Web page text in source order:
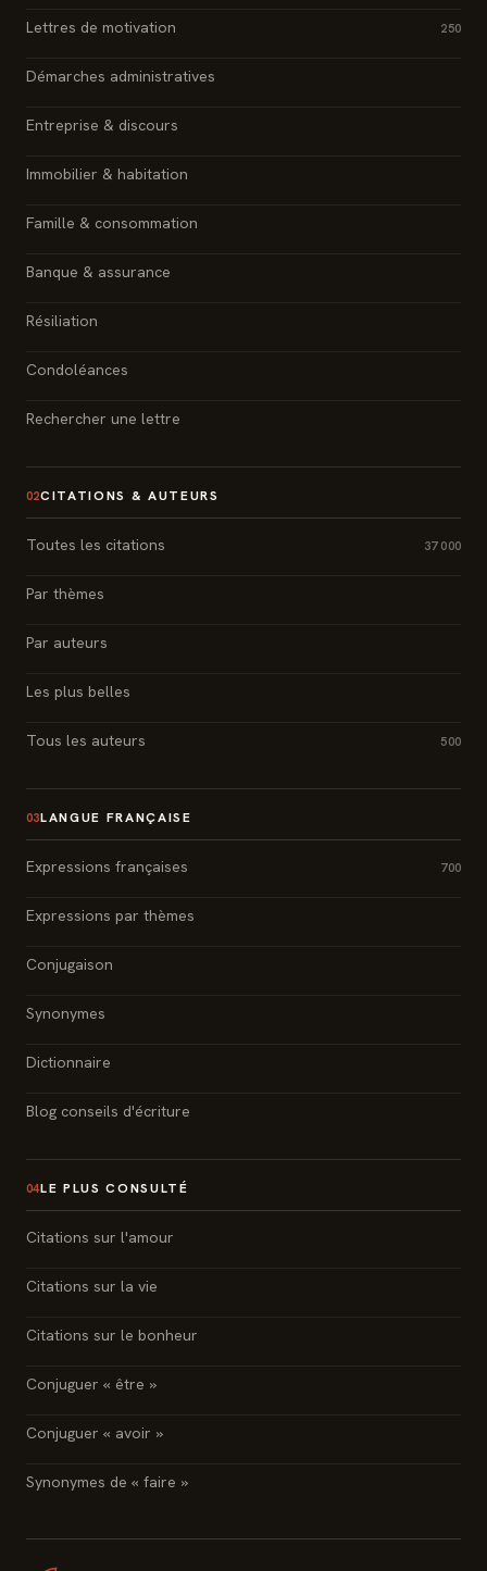
Lettres de motivation 250
Démarches administratives
Entreprise & discours
Immobilier & habitation
Famille & consommation
Banque & assurance
Résiliation
Condoléances
Rechercher une lettre
02CITATIONS & AUTEURS
Toutes les citations 37 000
Par thèmes
Par auteurs
Les plus belles
Tous les auteurs 500
03LANGUE FRANÇAISE
Expressions françaises 700
Expressions par thèmes
Conjugaison
Synonymes
Dictionnaire
Blog conseils d'écriture
04LE PLUS CONSULTÉ
Citations sur l'amour
Citations sur la vie
Citations sur le bonheur
Conjuguer « être »
Conjuguer « avoir »
Synonymes de « faire »